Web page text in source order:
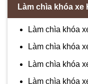
Làm chìa khóa xe
Làm chìa khóa
Làm chìa khóa
Làm chìa khóa
Làm chìa khóa